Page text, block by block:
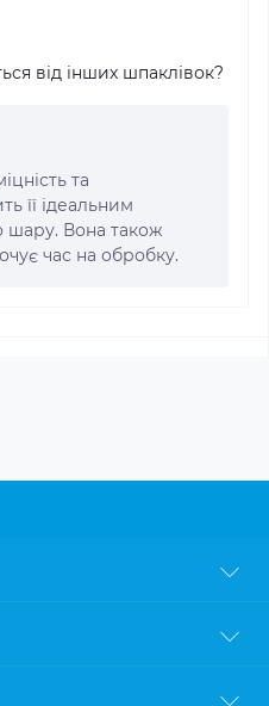
від інших шпаклівок?
та
її ідеальним
шару. Вона також
час на обробку.